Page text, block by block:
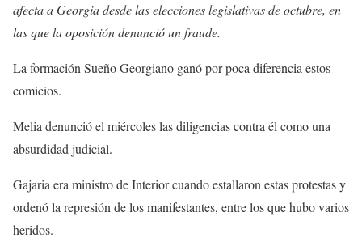
afecta a Georgia desde las elecciones legislativas de octubre, en
las que la oposición denunció un fraude.
La formación Sueño Georgiano ganó por poca diferencia estos
comicios.
Melia denunció el miércoles las diligencias contra él como una
absurdidad judicial.
Gajaria era ministro de Interior cuando estallaron estas protestas y
ordenó la represión de los manifestantes, entre los que hubo varios
heridos.